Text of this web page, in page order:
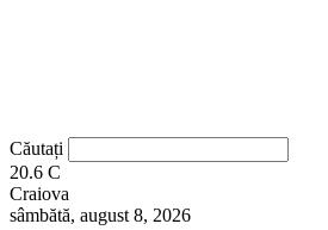
Căutați
20.6 C
Craiova
sâmbătă, august 8, 2026